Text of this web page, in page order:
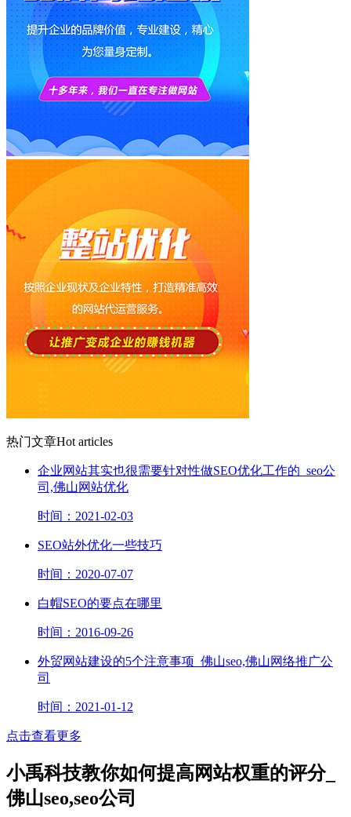
热门文章Hot articles
企业网站其实也很需要针对性做SEO优化工作的_seo公
司,佛山网站优化
时间：2021-02-03
SEO站外优化一些技巧
时间：2020-07-07
白帽SEO的要点在哪里
时间：2016-09-26
外贸网站建设的5个注意事项_佛山seo,佛山网络推广公
司
时间：2021-01-12
点击查看更多
小禹科技教你如何提高网站权重的评分_
佛山seo,seo公司